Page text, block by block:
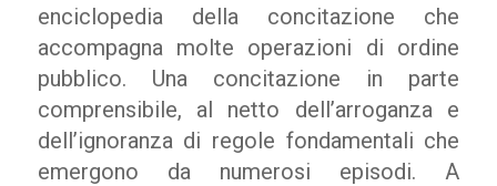
enciclopedia della concitazione che
accompagna molte operazioni di ordine
pubblico. Una concitazione in parte
comprensibile, al netto dell’arroganza e
dell’ignoranza di regole fondamentali che
emergono da numerosi episodi. A